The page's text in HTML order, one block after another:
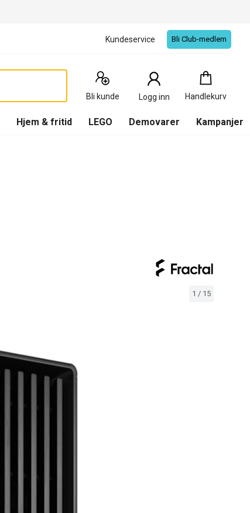
Kundeservice Bli Club-medlem
Bli kunde Logg inn Handlekurv
Handlekurv
0
Produkter
Hjem & fritid LEGO Demovarer Kampanjer
1 / 15